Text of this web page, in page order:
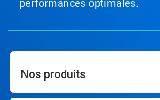
performances optimales.
Nos produits